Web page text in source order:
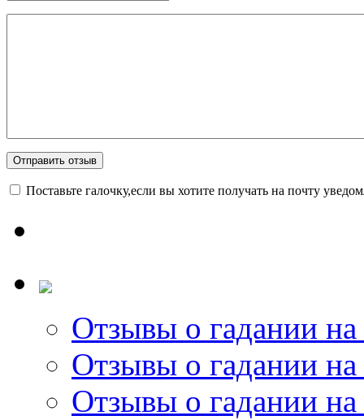
Поставьте галочку,если вы хотите получать на почту
Отзывы о гадании на
Отзывы о гадании на
Отзывы о гадании на
<<< ЗАДАТЬ ВОПРОС ТАРОЛОГУ >>>